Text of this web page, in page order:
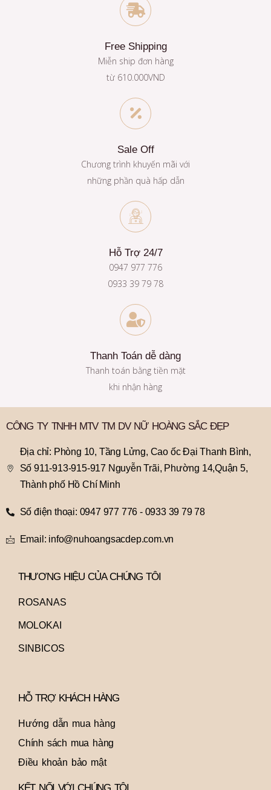
Free Shipping
Miễn ship đơn hàng
từ 610.000VND
Sale Off
Chương trình khuyến mãi với
những phần quà hấp dẫn
Hỗ Trợ 24/7
0947 977 776
0933 39 79 78
Thanh Toán dễ dàng
Thanh toán bằng tiền mặt
khi nhận hàng
CÔNG TY TNHH MTV TM DV NỮ HOÀNG SẮC ĐẸP
Địa chỉ: Phòng 10, Tầng Lửng, Cao ốc Đại Thanh Bình,
Số 911-913-915-917 Nguyễn Trãi, Phường 14,Quận 5,
Thành phố Hồ Chí Minh
Số điện thoại: 0947 977 776 - 0933 39 79 78
Email: info@nuhoangsacdep.com.vn
THƯƠNG HIỆU CỦA CHÚNG TÔI
ROSANAS
MOLOKAI
SINBICOS
HỖ TRỢ KHÁCH HÀNG
Hướng dẫn mua hàng
Chính sách mua hàng
Điều khoản bảo mật